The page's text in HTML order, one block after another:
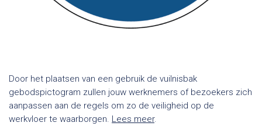
Door het plaatsen van een gebruik de vuilnisbak
gebodspictogram zullen jouw werknemers of bezoekers zich
aanpassen aan de regels om zo de veiligheid op de
werkvloer te waarborgen. Lees meer.